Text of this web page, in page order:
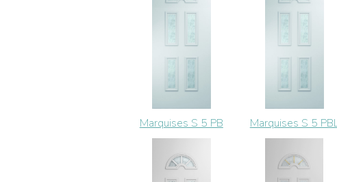
Marquises S 5 PB Marquises S 5